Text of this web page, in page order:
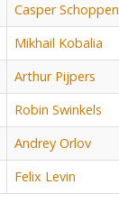
Casper Schoppen
Mikhail Kobalia
Arthur Pijpers
Robin Swinkels
Andrey Orlov
Felix Levin